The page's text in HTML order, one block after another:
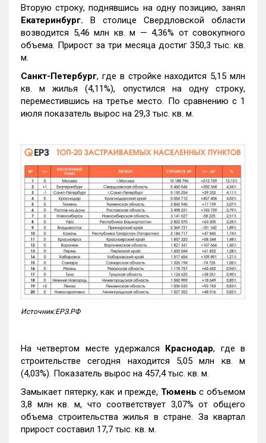
Вторую строку, поднявшись на одну позицию, занял
Екатеринбург. В столице Свердловской области
возводится 5,46 млн кв. м — 4,36% от совокупного
объема. Прирост за три месяца достиг 350,3 тыс. кв.
м.
Санкт-Петербург, где в стройке находится 5,15 млн
кв. м жилья (4,11%), опустился на одну строку,
переместившись на третье место. По сравнению с 1
июля показатель вырос на 29,3 тыс. кв. м.
Источник:ЕРЗ.РФ
На четвертом месте удержался Краснодар, где в
строительстве сегодня находится 5,05 млн кв. м
(4,03%). Показатель вырос на 457,4 тыс. кв. м.
Замыкает пятерку, как и прежде, Тюмень с объемом
3,8 млн кв. м, что соответствует 3,07% от общего
объема строительства жилья в стране. За квартал
прирост составил 17,7 тыс. кв. м.